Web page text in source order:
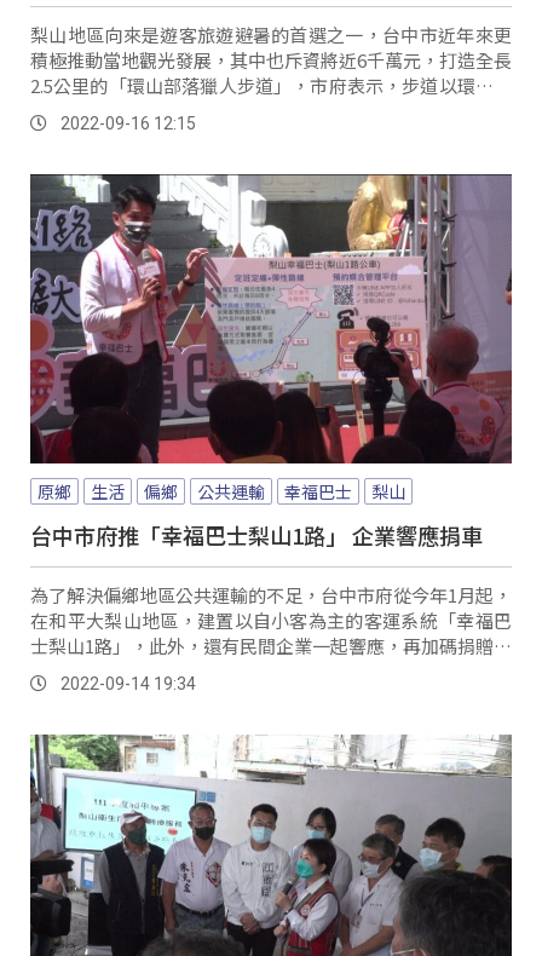
梨山地區向來是遊客旅遊避暑的首選之一，台中市近年來更
積極推動當地觀光發展，其中也斥資將近6千萬元，打造全長
2.5公里的「環山部落獵人步道」，市府表示，步道以環境永
續的方式建置，也會依耆老口述族群歷史，...。
2022-09-16 12:15
原鄉 生活 偏鄉 公共運輸 幸福巴士 梨山
台中市府推「幸福巴士梨山1路」 企業響應捐車
為了解決偏鄉地區公共運輸的不足，台中市府從今年1月起，
在和平大梨山地區，建置以自小客為主的客運系統「幸福巴
士梨山1路」，此外，還有民間企業一起響應，再加碼捐贈兩
部車，加上中油捐贈的5萬公升油料，就是要...。
2022-09-14 19:34